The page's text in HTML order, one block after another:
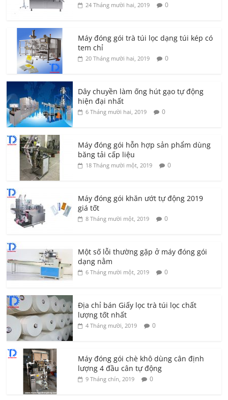
24 Tháng mười hai, 2019 0
Máy đóng gói trà túi lọc dạng túi kép có
tem chỉ
20 Tháng mười hai, 2019 0
Dây chuyền làm ống hút gạo tự động
hiện đại nhất
6 Tháng mười hai, 2019 0
Máy đóng gói hỗn hợp sản phẩm dùng
băng tải cấp liệu
18 Tháng mười một, 2019 0
Máy đóng gói khăn ướt tự động 2019
giá tốt
8 Tháng mười một, 2019 0
Một số lỗi thường gặp ở máy đóng gói
dạng nằm
6 Tháng mười một, 2019 0
Địa chỉ bán Giấy lọc trà túi lọc chất
lượng tốt nhất
4 Tháng mười, 2019 0
Máy đóng gói chè khô dùng cân định
lượng 4 đầu cân tự động
9 Tháng chín, 2019 0